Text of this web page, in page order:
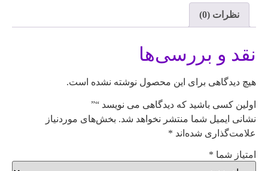
نظرات (0)
نقد و بررسی‌ها
هیچ دیدگاهی برای این محصول نوشته نشده است.
اولین کسی باشید که دیدگاهی می نویسد “”
نشانی ایمیل شما منتشر نخواهد شد. بخش‌های موردنیاز
علامت‌گذاری شده‌اند *
امتیاز شما *